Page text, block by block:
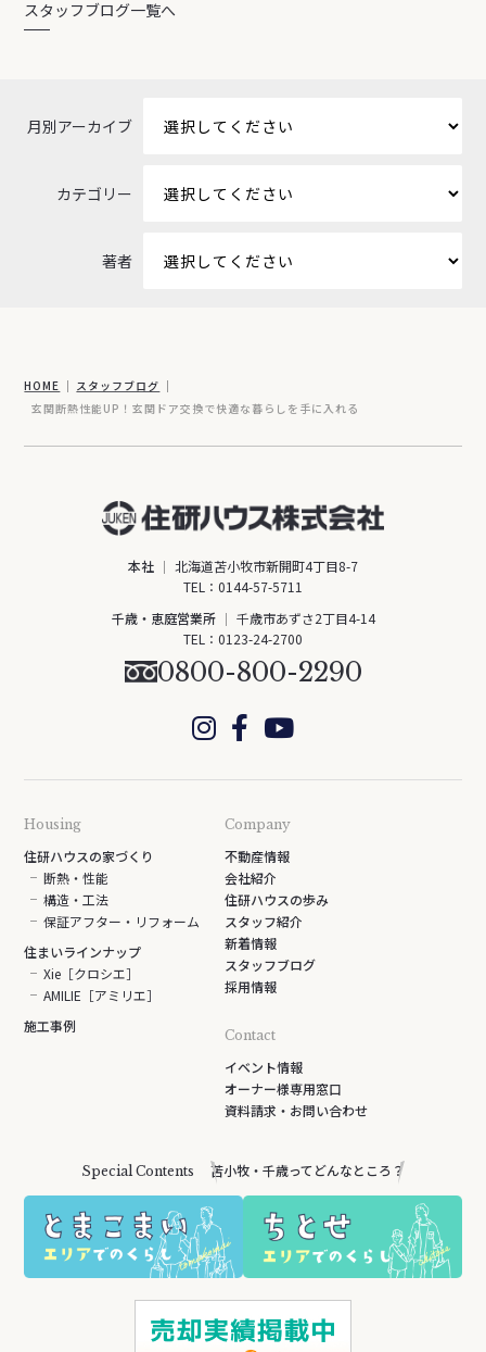
スタッフブログ一覧へ
月別アーカイブ
カテゴリー
著者
HOME
スタッフブログ
玄関断熱性能UP！玄関ドア交換で快適な暮らしを手に入れる
本社
北海道苫小牧市新開町4丁目8-7
TEL： 0144-57-5711
千歳・恵庭営業所
千歳市あずさ2丁目4-14
TEL： 0123-24-2700
0800-800-2290
Housing
住研ハウスの家づくり
断熱・性能
構造・工法
保証アフター・リフォーム
住まいラインナップ
Xie［クロシエ］
AMILIE［アミリエ］
施工事例
Company
不動産情報
会社紹介
住研ハウスの歩み
スタッフ紹介
新着情報
スタッフブログ
採用情報
Contact
イベント情報
オーナー様専用窓口
資料請求・お問い合わせ
Special Contents 苫小牧・千歳ってどんなところ？